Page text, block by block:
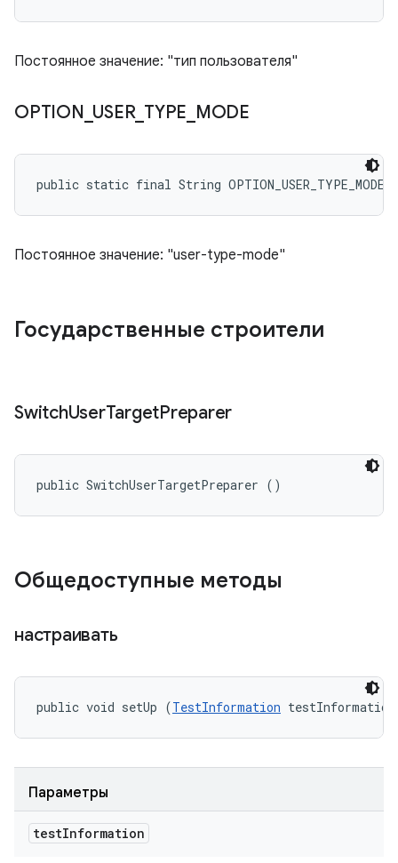
Постоянное значение: "тип пользователя"
OPTION USER_ TYPE MODE
public static final String OPTION_USER_TYPE_MODE
Постоянное значение: "user-type-mode"
Государственные строители
SwitchUserTargetPreparer
public SwitchUserTargetPreparer ()
Общедоступные методы
настраивать
public void setUp (TestInformation
Параметры
testInformation